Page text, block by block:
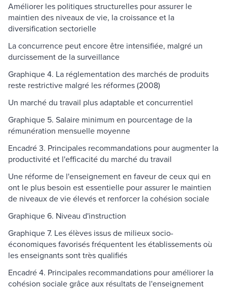
Améliorer les politiques structurelles pour assurer le
maintien des niveaux de vie, la croissance et la
diversification sectorielle
La concurrence peut encore être intensifiée, malgré un
durcissement de la surveillance
Graphique 4. La réglementation des marchés de produits
reste restrictive malgré les réformes (2008)
Un marché du travail plus adaptable et concurrentiel
Graphique 5. Salaire minimum en pourcentage de la
rémunération mensuelle moyenne
Encadré 3. Principales recommandations pour augmenter la
productivité et l'efficacité du marché du travail
Une réforme de l'enseignement en faveur de ceux qui en
ont le plus besoin est essentielle pour assurer le maintien
de niveaux de vie élevés et renforcer la cohésion sociale
Graphique 6. Niveau d'instruction
Graphique 7. Les élèves issus de milieux socio-
économiques favorisés fréquentent les établissements où
les enseignants sont très qualifiés
Encadré 4. Principales recommandations pour améliorer la
cohésion sociale grâce aux résultats de l'enseignement